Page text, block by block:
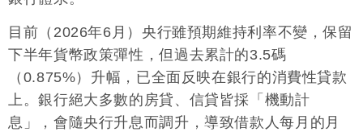
目前（2026年6月）央行雖預期維持利率不變，保留
下半年貨幣政策彈性，但過去累計的3.5碼
（0.875%）升幅，已全面反映在銀行的消費性貸款
上。銀行絕大多數的房貸、信貸皆採「機動計
息」，會隨央行升息而調升，導致借款人每月的月